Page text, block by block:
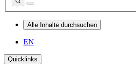
Alle Inhalte durchsuchen
EN
Quicklinks